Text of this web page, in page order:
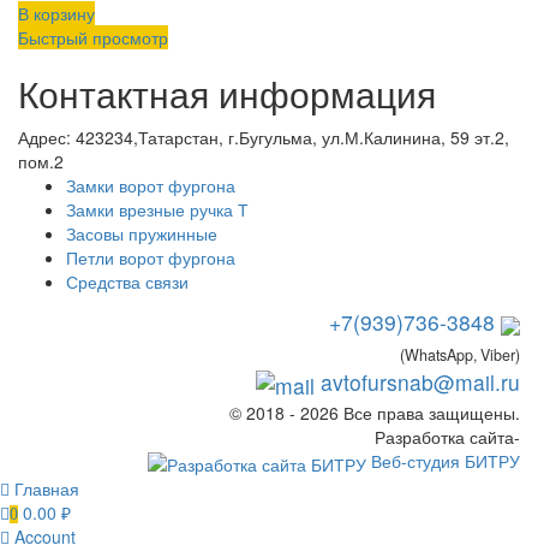
В корзину
Быстрый просмотр
Контактная информация
Адрес: 423234,Татарстан, г.Бугульма, ул.М.Калинина, 59 эт.2,
пом.2
Замки ворот фургона
Замки врезные ручка Т
Засовы пружинные
Петли ворот фургона
Средства связи
+7(939)736-3848
(WhatsApp, Viber)
avtofursnab@mail.ru
© 2018 - 2026 Все права защищены.
Разработка сайта-
Веб-студия БИТРУ
Главная
0 0.00 ₽
Account